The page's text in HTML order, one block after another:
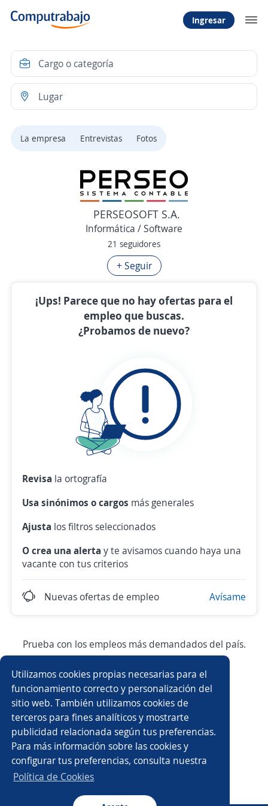
Utilizamos cookies propias necesarias para el
funcionamiento correcto y personalización del
sitio web. También utilizamos cookies de
terceros para fines analíticos y mostrarte
publicidad relacionada según tus preferencias.
Para más información sobre las cookies y
configurar tus preferencias, consulta nuestra
Política de Cookies
Ingresar
La empresa Entrevistas Fotos
PERSEOSOFT S.A.
Informática / Software
21 seguidores
+ Seguir
¡Ups! Parece que no hay ofertas para el
empleo que buscas.
¿Probamos de nuevo?
Revisa la ortografía
Usa sinónimos o cargos más generales
Ajusta los filtros seleccionados
O crea una alerta y te avisamos cuando haya una
vacante con tus criterios
Nuevas ofertas de empleo Avísame
Prueba con los empleos más demandados del país.
Asesor/a comercial Ejecutivo/a comercial
Asistente/a contable Vendedor/a
Asesor/a de ventas Auxiliar contable
Gerente comercial Bodeguero/a
Ejecutivo/a de ventas Agente de ventas